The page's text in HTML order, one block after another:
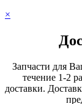
×
Запчасти для
течение 1-2
доставки.